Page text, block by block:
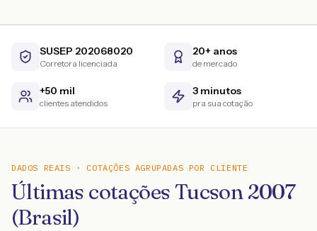
SUSEP 202068020
Corretora licenciada
20+ anos
de mercado
+50 mil
clientes atendidos
3 minutos
pra sua cotação
DADOS REAIS · COTAÇÕES AGRUPADAS POR CLIENTE
Últimas cotações Tucson 2007
(Brasil)